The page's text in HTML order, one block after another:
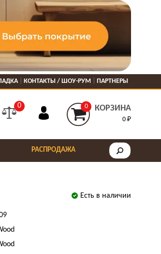
КОНТАКТЫ / ШОУ-РУМ ПАРТНЕРЫ
0 0 КОРЗИНА
0 ₽
РАСПРОДАЖА
Есть в наличии